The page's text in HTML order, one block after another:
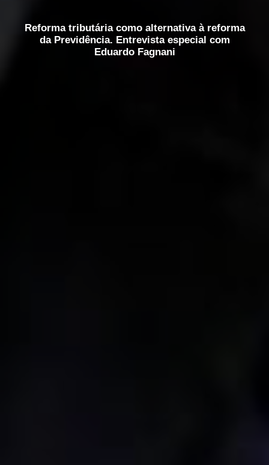
Reforma tributária como alternativa à reforma
da Previdência. Entrevista especial com
Eduardo Fagnani